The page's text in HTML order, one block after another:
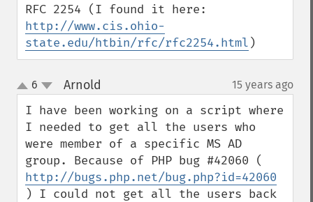
http://www.cis.ohio-
state.edu/htbin/rfc/rfc2254.html )
up
down
6 Arnold 15 years ago
I have been working on a script where
I needed to get all the users who
were member of a specific MS AD
http://bugs.php.net/bug.php?id=42060
) I could not get all the users back